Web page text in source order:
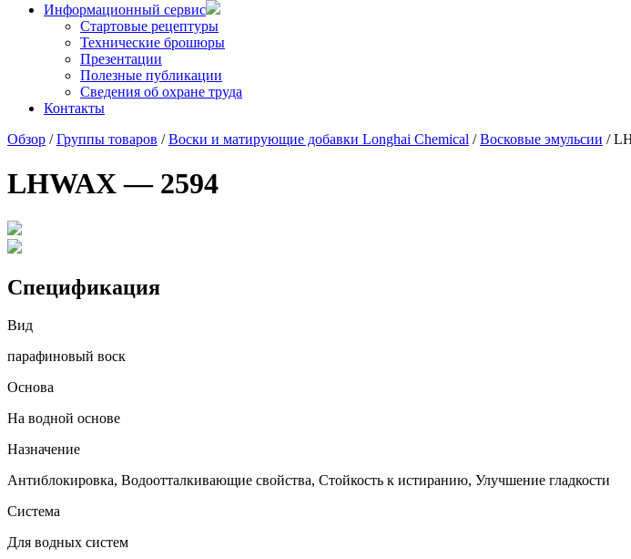
Информационный сервис
Стартовые рецептуры
Технические брошюры
Презентации
Полезные публикации
Сведения об охране труда
Контакты
Обзор /Группы товаров /Воски и матирующие добавки Longhai Chemical /Восковые эмульсии /
LHWAX — 2594
Спецификация
Вид
парафиновый воск
Основа
На водной основе
Назначение
Антиблокировка, Водоотталкивающие свойства, Стойкость к истиранию, Улучшение гладкости
Система
Для водных систем